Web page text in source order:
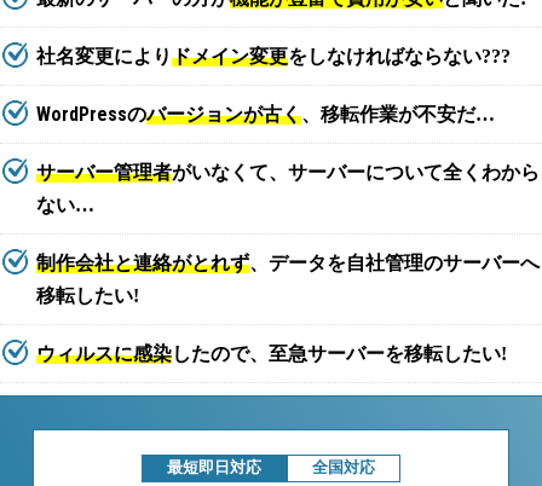
社名変更によりドメイン変更をしなければならない???
WordPressのバージョンが古く、移転作業が不安だ…
サーバー管理者がいなくて、サーバーについて全くわから
ない…
制作会社と連絡がとれず、データを自社管理のサーバーへ
移転したい!
ウィルスに感染したので、至急サーバーを移転したい!
最短即日対応 全国対応